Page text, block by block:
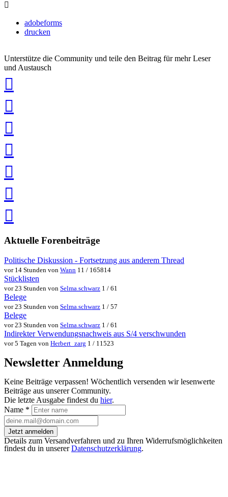
adobeforms
drucken
Unterstütze die Community und teile den Beitrag für mehr Leser
und Austausch
teilen
teilen
teilen
teilen
speichern
via
teilenteilen
Aktuelle Forenbeiträge
Politische Diskussion - Fortsetzung aus anderem Thread
vor 14 Stunden von Wann 11 / 165814
Stücklisten
vor 23 Stunden von Selma.schwarz 1 / 61
Belege
vor 23 Stunden von Selma.schwarz 1 / 57
Belege
vor 23 Stunden von Selma.schwarz 1 / 61
Indirekter Verwendungsnachweis aus S/4 verschwunden
vor 5 Tagen von Herbert_zarg 1 / 11523
Newsletter Anmeldung
Keine Beiträge verpassen! Wöchentlich versenden wir lesenwerte
Beiträge aus unserer Community.
Die letzte Ausgabe findest du hier.
Name *
Jetzt anmelden
Details zum Versandverfahren und zu Ihren Widerrufsmöglichkeiten
findest du in unsererDatenschutzerklärung.